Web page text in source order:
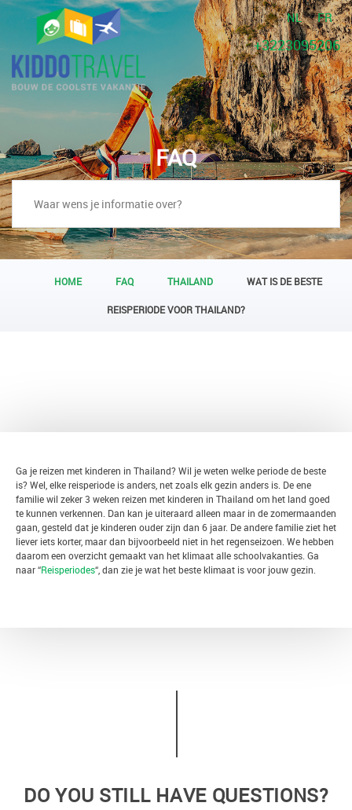
NL FR
+3223095206
FAQ
HOME FAQ THAILAND WAT IS DE BESTE
REISPERIODE VOOR THAILAND?
Ga je reizen met kinderen in Thailand? Wil je weten welke periode de beste
is? Wel, elke reisperiode is anders, net zoals elk gezin anders is. De ene
familie wil zeker 3 weken reizen met kinderen in Thailand om het land goed
te kunnen verkennen. Dan kan je uiteraard alleen maar in de zomermaanden
gaan, gesteld dat je kinderen ouder zijn dan 6 jaar. De andere familie ziet het
liever iets korter, maar dan bijvoorbeeld niet in het regenseizoen. We hebben
daarom een overzicht gemaakt van het klimaat alle schoolvakanties. Ga
naar “Reisperiodes“, dan zie je wat het beste klimaat is voor jouw gezin.
DO YOU STILL HAVE QUESTIONS?